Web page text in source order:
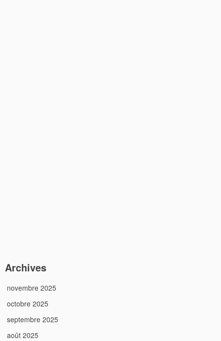
Archives
novembre 2025
octobre 2025
septembre 2025
août 2025